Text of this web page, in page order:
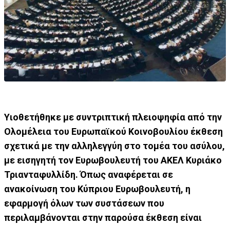
Υιοθετήθηκε με συντριπτική πλειοψηφία από την
Ολομέλεια του Ευρωπαϊκού Κοινοβουλίου έκθεση
σχετικά με την αλληλεγγύη στο τομέα του ασύλου,
με εισηγητή τον Ευρωβουλευτή του ΑΚΕΛ Κυριάκο
Τριανταφυλλίδη. Όπως αναφέρεται σε
ανακοίνωση του Κύπριου Ευρωβουλευτή, η
εφαρμογή όλων των συστάσεων που
περιλαμβάνονται στην παρούσα έκθεση είναι